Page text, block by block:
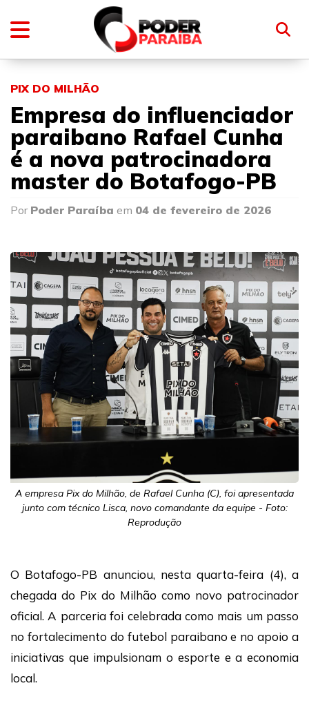
PIX DO MILHÃO
Empresa do influenciador
paraibano Rafael Cunha
é a nova patrocinadora
master do Botafogo-PB
Por Poder Paraíba em 04 de fevereiro de 2026
A empresa Pix do Milhão, de Rafael Cunha (C), foi apresentada
junto com técnico Lisca, novo comandante da equipe - Foto:
Reprodução
O Botafogo-PB anunciou, nesta quarta-feira (4), a
chegada do Pix do Milhão como novo patrocinador
oficial. A parceria foi celebrada como mais um passo
no fortalecimento do futebol paraibano e no apoio a
iniciativas que impulsionam o esporte e a economia
local.